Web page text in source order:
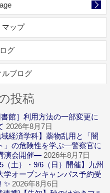
マップ
グ
ルブログ
投稿
書館］利用方法の一部変更に
2026年8月7日
域経済学科】薬物乱用と「闇
」の危険性を学ぶ―警察官に
演会開催― 2026年8月7日
5（土）・9/6（日）開催】九州
学オープンキャンパス予約受
✨ 2026年8月6日